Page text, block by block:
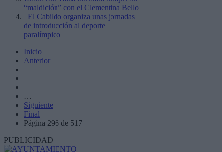
“maldición” con el Clementina Bello
El Cabildo organiza unas jornadas
de introducción al deporte
paralímpico
Inicio
Anterior
…
Siguiente
Final
Página 296 de 517
PUBLICIDAD